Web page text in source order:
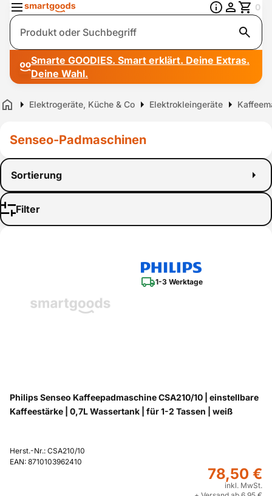
Suche
0
Smarte GOODIES. Smart erklärt. Deine Extras.
Deine Wahl.
Home Elektrogeräte, Küche & Co Elektrokleingeräte
Sortierung
Filter
Senseo-Padmaschinen
1-3 Werktage
Philips Senseo Kaffeepadmaschine CSA210/10 | einstellbare
Kaffeestärke | 0,7L Wassertank | für 1-2 Tassen | weiß
Herst.-Nr.: CSA210/10
EAN: 8710103962410
78,50 €
inkl. MwSt.